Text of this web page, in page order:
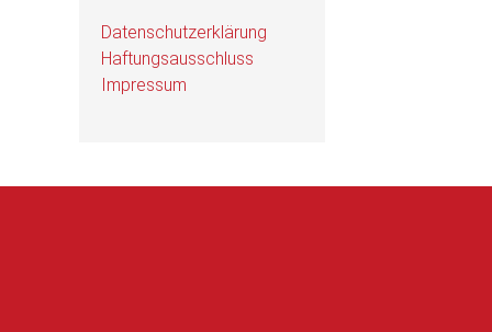
Datenschutzerklärung
Haftungsausschluss
Impressum